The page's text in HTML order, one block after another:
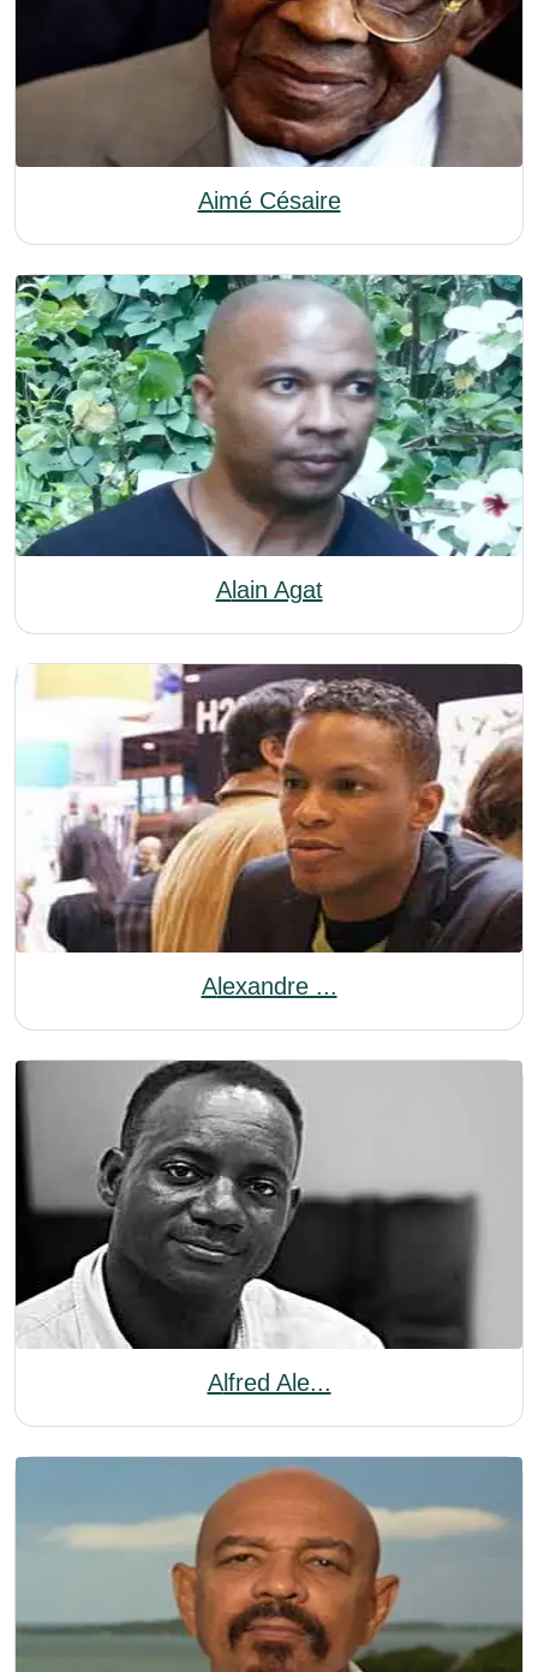
Aimé Césaire
Alain Agat
Alexandre ...
Alfred Ale...